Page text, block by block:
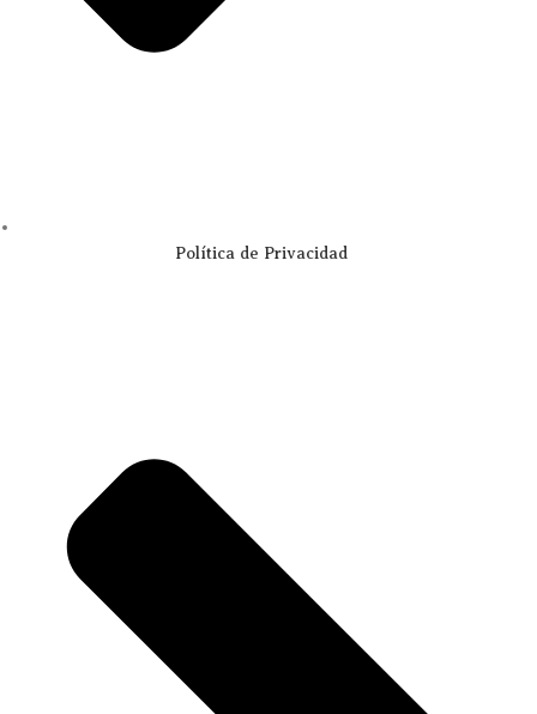
Política de Privacidad